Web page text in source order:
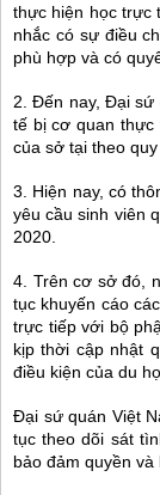
thực hiện học trực
nhắc có sự điều
phù hợp và có
2. Đến nay, Đại sứ
tế bị cơ quan thực
của sở tại theo
3. Hiện nay, có
yêu cầu sinh viên
2020.
4. Trên cơ sở đó,
tục khuyến cáo
trực tiếp với bộ
kịp thời cập nhật
điều kiện của du
Đại sứ quán Việt
tục theo dõi sát
bảo đảm quyền